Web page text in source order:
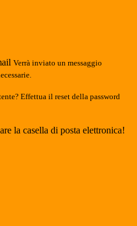
Verrà inviato un messaggio
Effettua il reset della password
la casella di posta elettronica!